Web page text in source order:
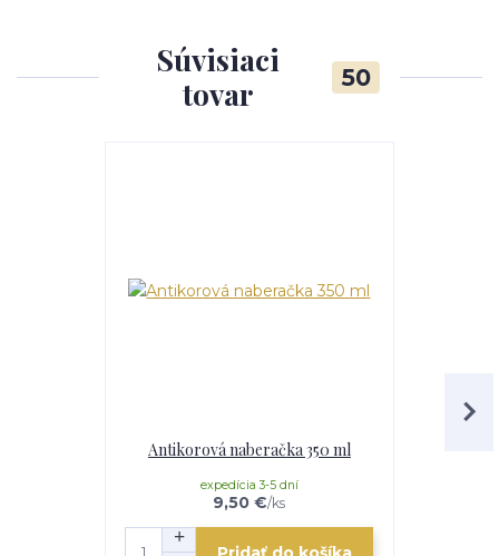
Súvisiaci
tovar
50
Antikorová naberačka 350 ml
9,50 €/ks
expedícia 3-5 dní